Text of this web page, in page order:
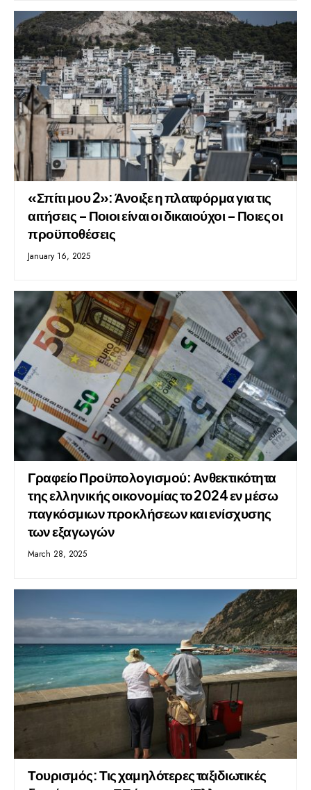
«Σπίτι μου 2»: Άνοιξε η πλατφόρμα για τις
αιτήσεις – Ποιοι είναι οι δικαιούχοι – Ποιες οι
προϋποθέσεις
January 16, 2025
Γραφείο Προϋπολογισμού: Ανθεκτικότητα
της ελληνικής οικονομίας το 2024 εν μέσω
παγκόσμιων προκλήσεων και ενίσχυσης
των εξαγωγών
March 28, 2025
Τουρισμός: Τις χαμηλότερες ταξιδιωτικές